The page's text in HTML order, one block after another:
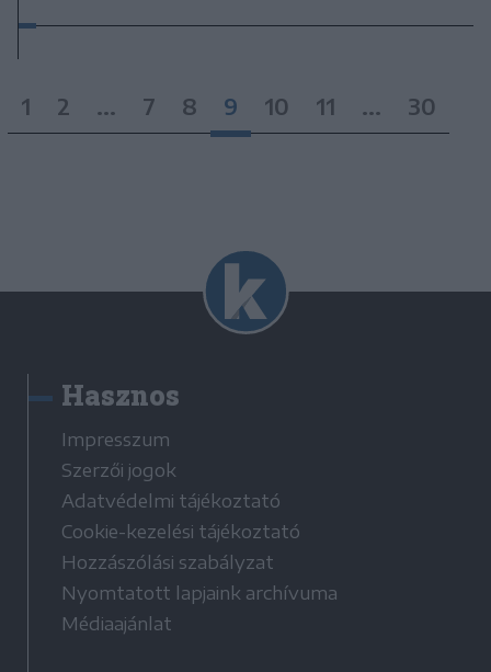
1 2 ... 7 8 9 10 11 ... 30
Hasznos
Impresszum
Szerzői jogok
Adatvédelmi tájékoztató
Cookie-kezelési tájékoztató
Hozzászólási szabályzat
Nyomtatott lapjaink archívuma
Médiaajánlat